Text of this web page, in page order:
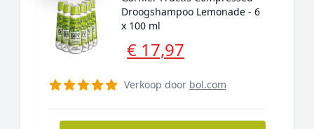
Droogshampoo Lemonade - 6
x 100 ml
€ 17,97
Verkoop door bol.com